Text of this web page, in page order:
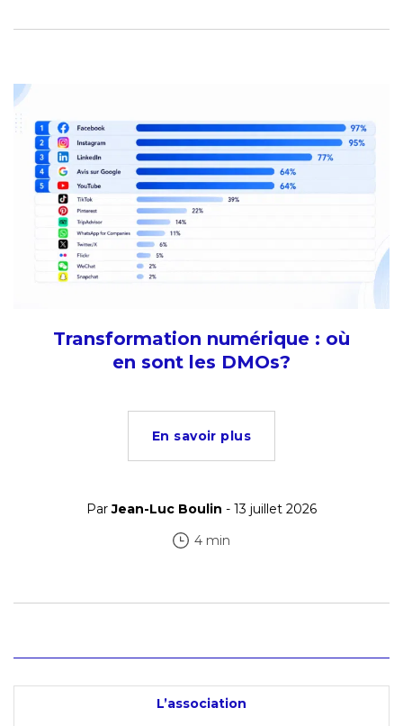
Transformation numérique : où
en sont les DMOs?
En savoir plus
ParJean-Luc Boulin - 13 juillet 2026
4 min
L’association